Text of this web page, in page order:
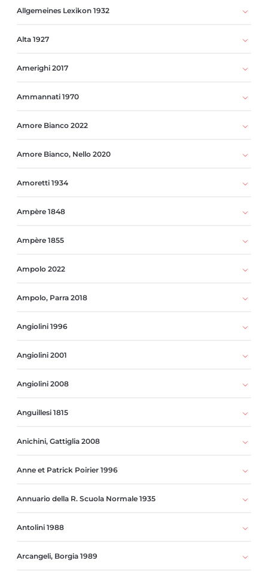
Allgemeines Lexikon 1932
Alta 1927
Amerighi 2017
Ammannati 1970
Amore Bianco 2022
Amore Bianco, Nello 2020
Amoretti 1934
Ampère 1848
Ampère 1855
Ampolo 2022
Ampolo, Parra 2018
Angiolini 1996
Angiolini 2001
Angiolini 2008
Anguillesi 1815
Anichini, Gattiglia 2008
Anne et Patrick Poirier 1996
Annuario della R. Scuola Normale 1935
Antolini 1988
Arcangeli, Borgia 1989